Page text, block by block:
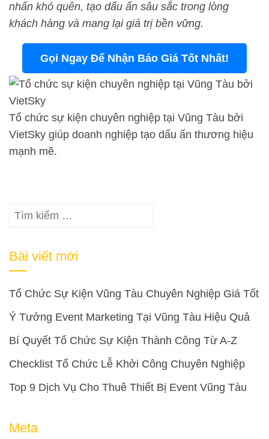
nhấn khó quên, tạo dấu ấn sâu sắc trong lòng
khách hàng và mang lại giá trị bền vững.
Gọi Ngay Để Nhận Báo Giá Tốt Nhất!
Tổ chức sự kiện chuyên nghiệp tại Vũng Tàu bởi
VietSky giúp doanh nghiệp tạo dấu ấn thương hiệu
mạnh mẽ.
Tìm
Bài viết mới
Tổ Chức Sự Kiện Vũng Tàu Chuyên Nghiệp Giá Tốt
Ý Tưởng Event Marketing Tại Vũng Tàu Hiệu Quả
Bí Quyết Tổ Chức Sự Kiện Thành Công Từ A-Z
Checklist Tổ Chức Lễ Khởi Công Chuyên Nghiệp
Top 9 Dịch Vụ Cho Thuê Thiết Bị Event Vũng Tàu
Meta